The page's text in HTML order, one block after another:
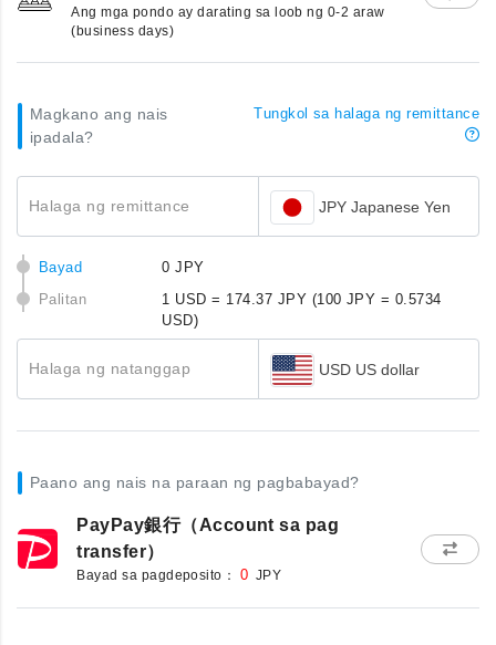
Ang mga pondo ay darating sa loob ng 0-2 araw
(business days)
Magkano ang nais
ipadala?
Tungkol sa halaga ng remittance
Halaga ng remittance JPY Japanese Yen
Bayad
0 JPY
Palitan
1 USD = 174.37 JPY (100 JPY = 0.5734
USD)
Halaga ng natanggap USD US dollar
Paano ang nais na paraan ng pagbabayad?
PayPay銀行（Account sa pag
transfer）
Bayad sa pagdeposito： 0 JPY